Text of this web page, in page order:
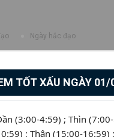
Ngày hắc đạo
TỐT XẤU NGÀY
(3:00-4:59) ; Thìn
; Thân (15:00-16:59)